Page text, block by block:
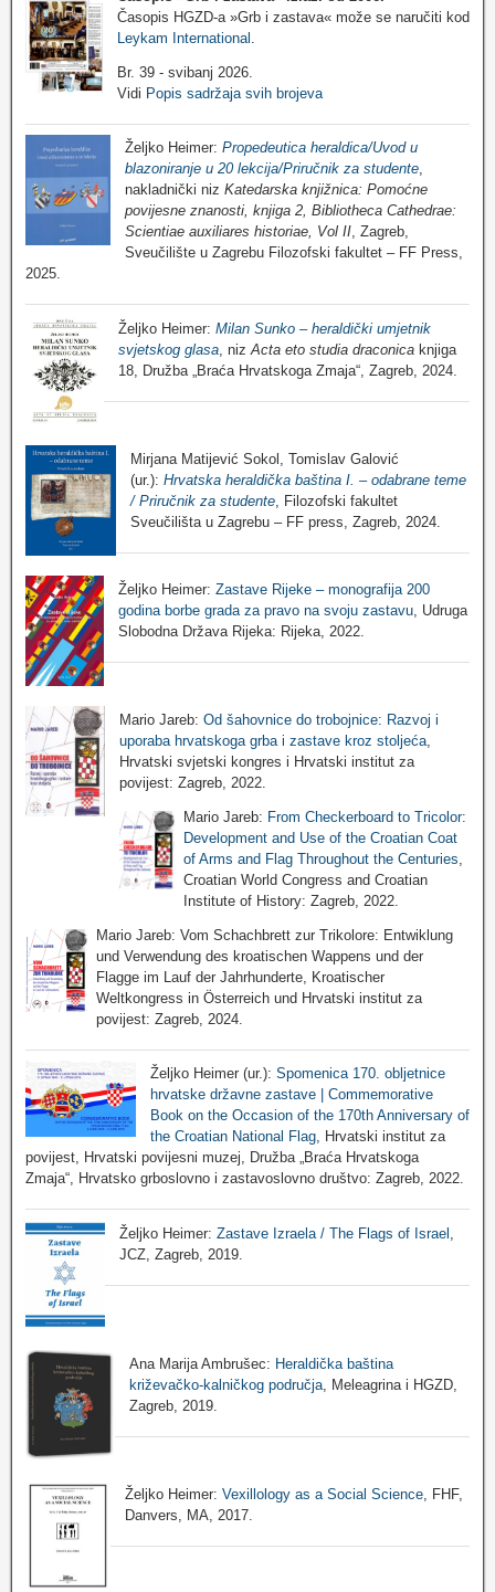
Časopis HGZD-a »Grb i zastava« može se naručiti kod
Leykam International
Br. 39 - svibanj 2026.
Vidi Popis sadržaja svih brojeva
Željko Heimer: Propedeutica heraldica/Uvod u
blazoniranje u 20 lekcija/Priručnik za studente,
nakladnički niz Katedarska knjižnica: Pomoćne
povijesne znanosti, knjiga 2, Bibliotheca Cathedrae:
Scientiae auxiliares historiae, Vol II, Zagreb,
Sveučilište u Zagrebu Filozofski fakultet – FF Press,
2025.
Željko Heimer: Milan Sunko – heraldički umjetnik
svjetskog glasa , niz Acta eto studia draconica knjiga
18, Družba „Braća Hrvatskoga Zmaja“, Zagreb, 2024.
Mirjana Matijević Sokol, Tomislav Galović
(ur.): Hrvatska heraldička baština I. – odabrane teme
/ Priručnik za studente, Filozofski fakultet
Sveučilišta u Zagrebu – FF press, Zagreb, 2024.
Željko Heimer: Zastave Rijeke – monografija 200
godina borbe grada za pravo na svoju zastavu, Udruga
Slobodna Država Rijeka: Rijeka, 2022.
Mario Jareb: Od šahovnice do trobojnice: Razvoj i
uporaba hrvatskoga grba i zastave kroz stoljeća,
Hrvatski svjetski kongres i Hrvatski institut za
povijest: Zagreb, 2022.
Mario Jareb: From Checkerboard to Tricolor:
Development and Use of the Croatian Coat
of Arms and Flag Throughout the Centuries
Croatian World Congress and Croatian
Institute of History: Zagreb, 2022.
Mario Jareb: Vom Schachbrett zur Trikolore: Entwiklung
und Verwendung des kroatischen Wappens und der
Flagge im Lauf der Jahrhunderte, Kroatischer
Weltkongress in Österreich und Hrvatski institut za
povijest: Zagreb, 2024.
Željko Heimer (ur.): Spomenica 170. obljetnice
hrvatske državne zastave | Commemorative
Book on the Occasion of the 170th Anniversary of
the Croatian National Flag, Hrvatski institut za
povijest, Hrvatski povijesni muzej, Družba „Braća Hrvatskoga
Zmaja“, Hrvatsko grboslovno i zastavoslovno društvo: Zagreb, 2022.
Željko Heimer:Zastave Izraela / The Flags of Israel
JCZ, Zagreb, 2019.
Ana Marija Ambrušec: Heraldička baština
križevačko-kalničkog područja, Meleagrina i HGZD,
Zagreb, 2019.
Željko Heimer:Vexillology as a Social Science , FHF,
Danvers, MA, 2017.